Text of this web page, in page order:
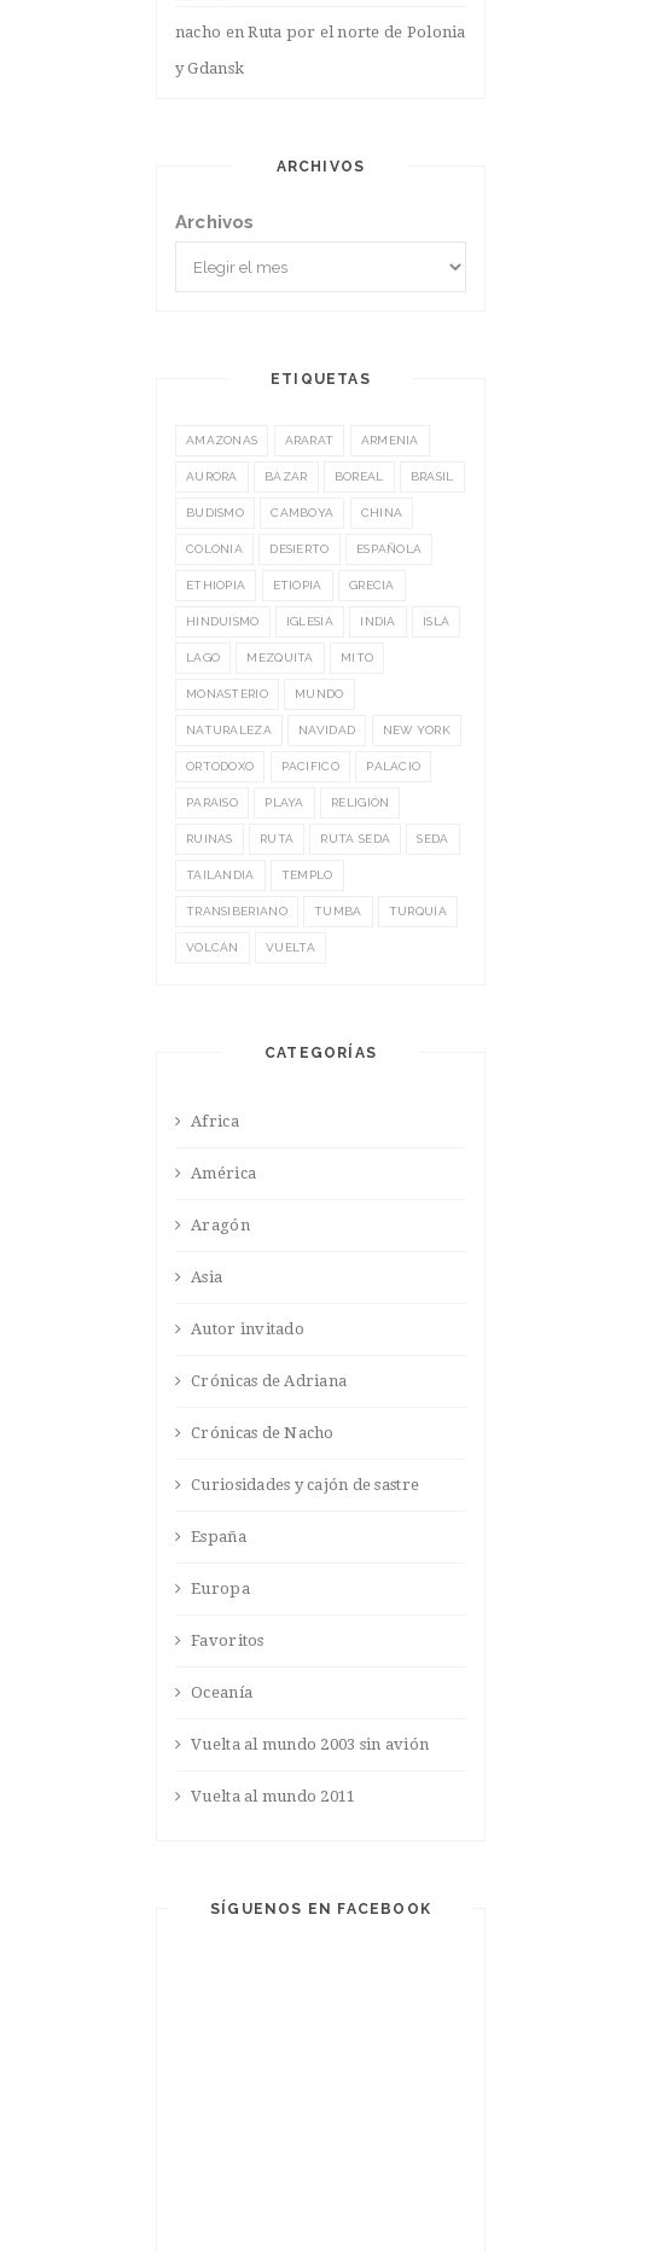
nacho enRuta por el norte de Polonia
y Gdansk
ARCHIVOS
Archivos
ETIQUETAS
AMAZONAS ARARAT ARMENIA
AURORA BAZAR BOREAL BRASIL
BUDISMO CAMBOYA CHINA
COLONIA DESIERTO ESPAÑOLA
ETHIOPIA ETIOPIA GRECIA
HINDUISMO IGLESIA INDIA ISLA
LAGO MEZQUITA MITO
MONASTERIO MUNDO
NATURALEZA NAVIDAD NEW YORK
ORTODOXO PACIFICO PALACIO
PARAISO PLAYA RELIGIÓN
RUINAS RUTA RUTA SEDA SEDA
TAILANDIA TEMPLO
TRANSIBERIANO TUMBA TURQUÍA
VOLCÁN VUELTA
CATEGORÍAS
Africa
América
Aragón
Asia
Autor invitado
Crónicas de Adriana
Crónicas de Nacho
Curiosidades y cajón de sastre
España
Europa
Favoritos
Oceanía
Vuelta al mundo 2003 sin avión
Vuelta al mundo 2011
SÍGUENOS EN FACEBOOK